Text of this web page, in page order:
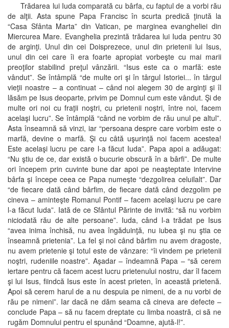
Trădarea lui Iuda comparată cu bârfa, cu faptul de a vorbi rău
de alţii. Asta spune Papa Francisc în scurta predică ţinută la
“Casa Sfânta Marta” din Vatican, pe marginea evangheliei din
Miercurea Mare. Evanghelia prezintă trădarea lui Iuda pentru 30
de arginţi. Unul din cei Doisprezece, unul din prietenii lui Isus,
unul din cei care îi era foarte apropiat vorbeşte cu mai marii
preoţilor stabilind preţul vânzării. “Isus este ca o marfă: este
vândut”. Se întâmplă “de multe ori şi în târgul Istoriei... în târgul
vieţii noastre – a continuat – când noi alegem 30 de arginţi şi îl
lăsăm pe Isus deoparte, privim pe Domnul cum este vândut. Şi de
multe ori noi cu fraţii noştri, cu prietenii noştri, între noi, facem
acelaşi lucru”. Se întâmplă “când ne vorbim de rău unul pe altul”.
Asta înseamnă să vinzi, iar “persoana despre care vorbim este o
marfă, devine o marfă. Şi cu câtă uşurinţă noi facem acestea!
Este acelaşi lucru pe care l-a făcut Iuda”. Papa apoi a adăugat:
“Nu ştiu de ce, dar există o bucurie obscură în a bârfi”. De multe
ori începem prin cuvinte bune dar apoi pe neaşteptate intervine
bârfa şi începe ceea ce Papa numeşte “dezgolirea celuilalt”. Dar
“de fiecare dată când bârfim, de fiecare dată când dezgolim pe
cineva – aminteşte Romanul Pontif – facem acelaşi lucru pe care
l-a făcut Iuda”. Iată de ce Sfântul Părinte de invită: “să nu vorbim
niciodată rău de alte persoane”. Iuda, când l-a trădat pe Isus
“avea inima închisă, nu avea îngăduinţă, nu iubea şi nu ştia ce
înseamnă prietenia”. La fel şi noi când bârfim nu avem dragoste,
nu avem prietenie şi totul este de vânzare: “îi vindem pe prietenii
noştri, rudeniile noastre”. Aşadar – îndeamnă Papa – “să cerem
iertare pentru că facem acest lucru prietenului nostru, dar îl facem
şi lui Isus, fiindcă Isus este în acest prieten, în această prietenă.
Apoi să cerem harul de a nu despuia pe nimeni, de a nu vorbi de
rău pe nimeni”. Iar dacă ne dăm seama că cineva are defecte –
conclude Papa – să nu facem dreptate cu limba noastră, ci să ne
rugăm Domnului pentru el spunând “Doamne, ajută-l!”.